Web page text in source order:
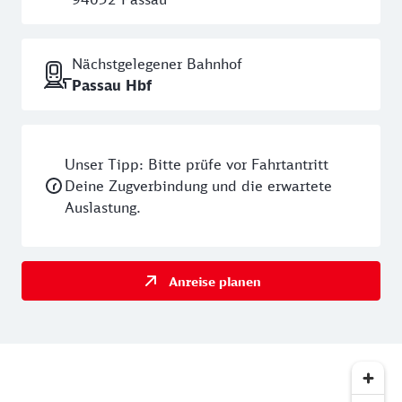
Domorgel
Jahrhunderten das Stadtbild von Passau. Das
majestätische Gotteshaus wurde bereits im Jahr 730
erstmals urkundlich als Bischofskirche erwähnt und
verheerenden Stadtbrand 1662 fast völlig zerstört
wurde, erhielt sie ihre heutige Form durch den
Renaissance und Gotik vereint. Die Kathedrale mit
dem größ­ten baro­cken Innen­raum nörd­lich der Alpen
Nächstgelegener Bahnhof
Passau Hbf
Unser Tipp: Bitte prüfe vor Fahrtantritt
Deine Zugverbindung und die erwartete
Auslastung.
Anreise planen